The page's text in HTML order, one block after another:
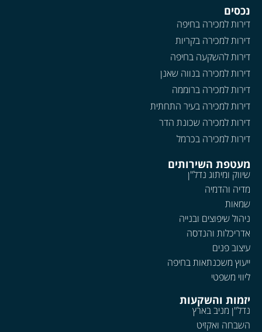
נכסים
דירות למכירה בחיפה
דירות למכירה בקריות
דירות להשקעה בחיפה
דירות למכירה בנווה שאנן
דירות למכירה ברוממה
דירות למכירה בעיר התחתית
דירות למכירה שכונת הדר
דירות למכירה בכרמל
מעטפת השירותים
שיווק ומיתוג נדל"ן
מדיה והדמיה
שמאות
ניהול שיפוצים ובנייה
אדריכלות והנדסה
עיצוב פנים
ייעוץ משכנתאות בחיפה
ליווי משפטי
יזמות והשקעות
נדל"ן מניב בארץ
השבחה ואקזיט